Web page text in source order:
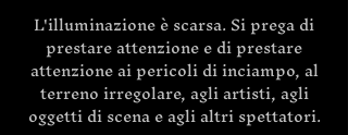
L'illuminazione è scarsa. Si prega di
prestare attenzione e di prestare
attenzione ai pericoli di inciampo, al
terreno irregolare, agli artisti, agli
oggetti di scena e agli altri spettatori.